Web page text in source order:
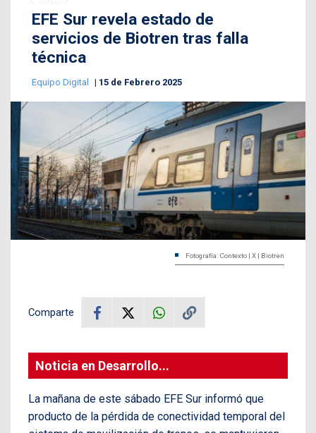
EFE Sur revela estado de
servicios de Biotren tras falla
técnica
Equipo Digital 15 de Febrero 2025
Fotografía: Contexto | X | Biotren
Comparte
Noticia en Desarrollo...
La mañana de este sábado EFE Sur informó que
producto de la pérdida de conectividad temporal del